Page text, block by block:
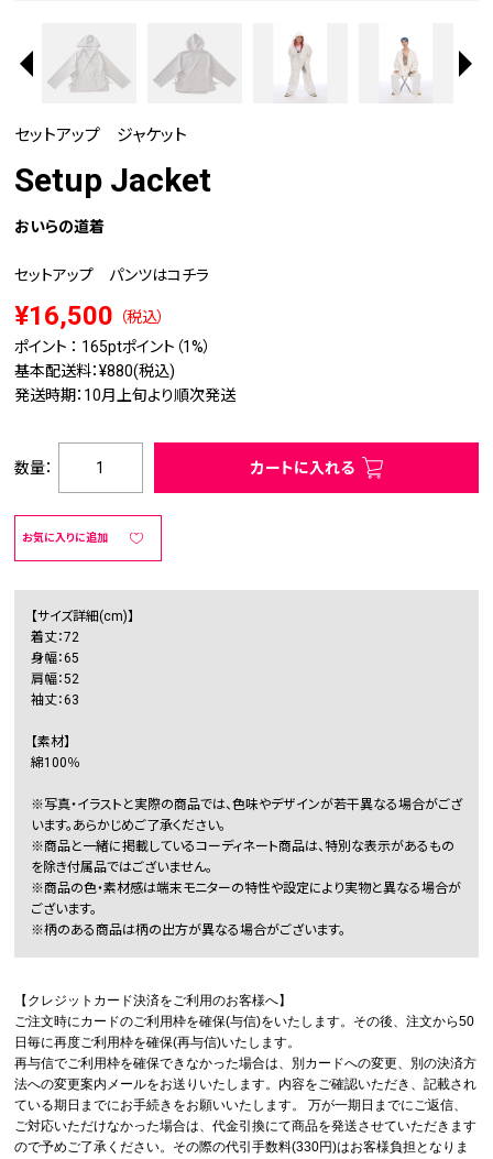
セットアップ ジャケット
Setup Jacket
おいらの道着
セットアップ パンツはコチラ
¥16,500
（税込）
ポイント ： 165ptポイント（1%）
基本配送料：¥880(税込)
発送時期：10月上旬より順次発送
数量： カートに入れる
お気に入りに追加
【サイズ詳細(cm)】
着丈：72
身幅：65
肩幅：52
袖丈：63
【素材】
綿100％
※写真・イラストと実際の商品では、色味やデザインが若干異なる場合がござ
います。あらかじめご了承ください。
※商品と一緒に掲載しているコーディネート商品は、特別な表示があるもの
を除き付属品ではございません。
※商品の色・素材感は端末モニターの特性や設定により実物と異なる場合が
ございます。
※柄のある商品は柄の出方が異なる場合がございます。
【クレジットカード決済をご利用のお客様へ】
ご注文時にカードのご利用枠を確保(与信)をいたします。その後、注文から50
日毎に再度ご利用枠を確保(再与信)いたします。
再与信でご利用枠を確保できなかった場合は、別カードへの変更、別の決済方
法への変更案内メールをお送りいたします。内容をご確認いただき、記載され
ている期日までにお手続きをお願いいたします。 万が一期日までにご返信、
ご対応いただけなかった場合は、代金引換にて商品を発送させていただきます
ので予めご了承ください。その際の代引手数料(330円)はお客様負担となりま